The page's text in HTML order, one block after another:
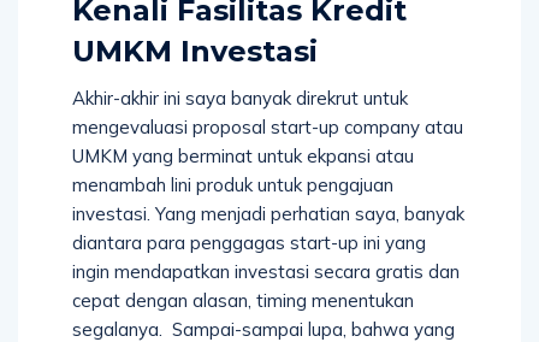
Kenali Fasilitas Kredit
UMKM Investasi
Akhir-akhir ini saya banyak direkrut untuk
mengevaluasi proposal start-up company atau
UMKM yang berminat untuk ekpansi atau
menambah lini produk untuk pengajuan
investasi. Yang menjadi perhatian saya, banyak
diantara para penggagas start-up ini yang
ingin mendapatkan investasi secara gratis dan
cepat dengan alasan, timing menentukan
segalanya. Sampai-sampai lupa, bahwa yang